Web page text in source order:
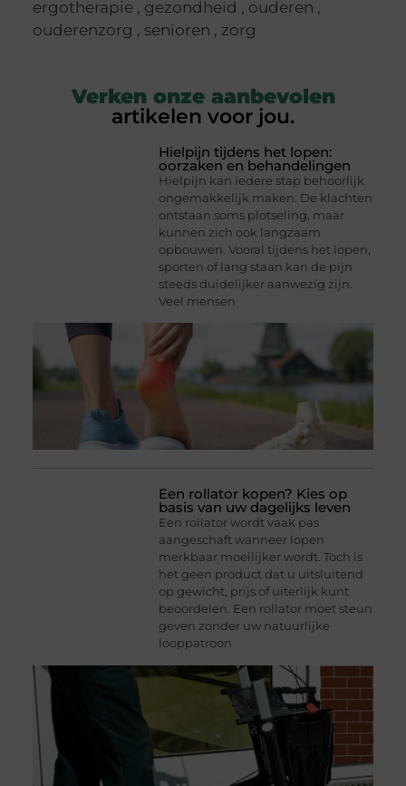
ergotherapie , gezondheid , ouderen ,
ouderenzorg , senioren , zorg
Verken onze aanbevolen
artikelen voor jou.
Hielpijn tijdens het lopen:
oorzaken en behandelingen
Hielpijn kan iedere stap behoorlijk
ongemakkelijk maken. De klachten
ontstaan soms plotseling, maar
kunnen zich ook langzaam
opbouwen. Vooral tijdens het lopen,
sporten of lang staan kan de pijn
steeds duidelijker aanwezig zijn.
Veel mensen
Een rollator kopen? Kies op
basis van uw dagelijks leven
Een rollator wordt vaak pas
aangeschaft wanneer lopen
merkbaar moeilijker wordt. Toch is
het geen product dat u uitsluitend
op gewicht, prijs of uiterlijk kunt
beoordelen. Een rollator moet steun
geven zonder uw natuurlijke
looppatroon